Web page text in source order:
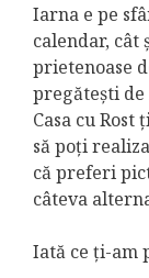
Iarna e pe
calendar,
prietenoase
pregătești de
Casa cu
să poți
că preferi
câteva
Iată ce ți-am